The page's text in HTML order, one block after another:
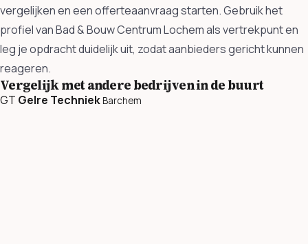
vergelijken en een offerteaanvraag starten. Gebruik het
profiel van Bad & Bouw Centrum Lochem als vertrekpunt en
leg je opdracht duidelijk uit, zodat aanbieders gericht kunnen
reageren.
Vergelijk met andere bedrijven in de buurt
GT Gelre TechniekBarchem